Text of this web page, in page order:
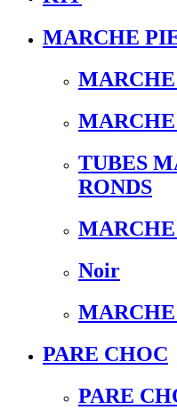
MARCHE
TUBES
RONDS
Noir
PARE CHOC
PARE